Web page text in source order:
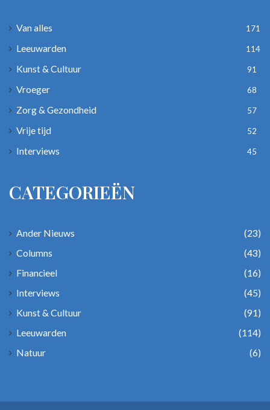
Van alles 171
Leeuwarden 114
Kunst & Cultuur 91
Vroeger 68
Zorg & Gezondheid 57
Vrije tijd 52
Interviews 45
CATEGORIEËN
Ander Nieuws
(23)
Columns
(43)
Financieel
(16)
Interviews
(45)
Kunst & Cultuur
(91)
Leeuwarden
(114)
Natuur
(6)